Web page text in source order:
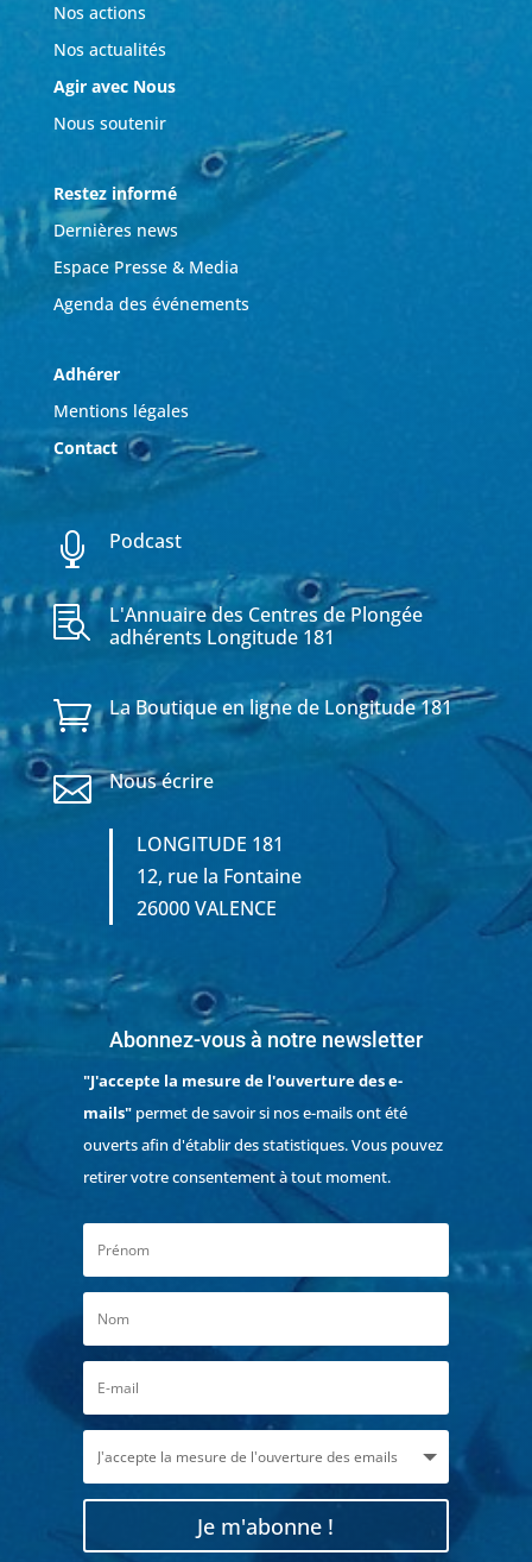
Nos actions
Nos actualités
Agir avec Nous
Nous soutenir
Restez informé
Dernières news
Espace Presse & Media
Agenda des événements
Adhérer
Mentions légales
Contact
 Podcast

L'Annuaire des Centres de Plongée
adhérents Longitude 181
 La Boutique en ligne de Longitude 181
 Nous écrire
LONGITUDE 181
12, rue la Fontaine
26000 VALENCE
Abonnez-vous à notre newsletter
"J'accepte la mesure de l'ouverture des e-
mails"permet de savoir si nos e-mails ont été
ouverts afin d'établir des statistiques. Vous pouvez
retirer votre consentement à tout moment.
Je m'abonne !